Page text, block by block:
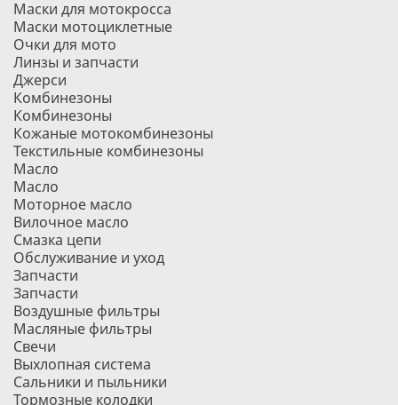
Маски для мотокросса
Маски мотоциклетные
Очки для мото
Линзы и запчасти
Джерси
Комбинезоны
Комбинезоны
Кожаные мотокомбинезоны
Текстильные комбинезоны
Масло
Масло
Моторное масло
Вилочное масло
Смазка цепи
Обслуживание и уход
Запчасти
Запчасти
Воздушные фильтры
Масляные фильтры
Свечи
Выхлопная система
Сальники и пыльники
Тормозные колодки